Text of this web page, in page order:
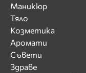
Маникюр
Тяло
Козметика
Аромати
Съвети
Здраве